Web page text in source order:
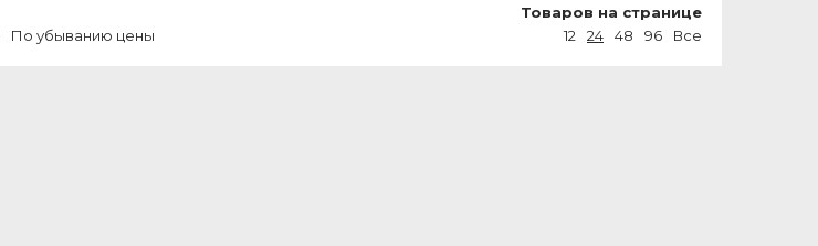
По убыванию цены
Товаров на странице
12
24 48 96 Все